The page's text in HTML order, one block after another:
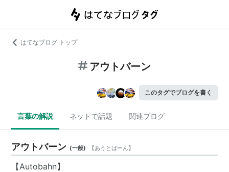
はてなブログ トップ
アウトバーン
このタグでブログを書く
言葉の解説 ネットで話題 関連ブログ
アウトバーン (一般) 【あうとばーん】
【Autobahn】